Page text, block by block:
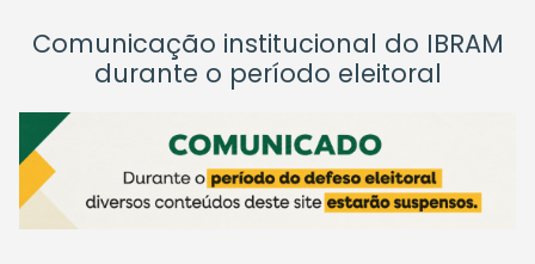
Comunicação institucional do IBRAM
durante o período eleitoral